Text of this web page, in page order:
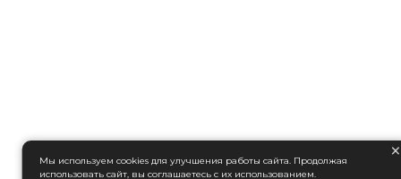
×
Мы используем cookies для улучшения работы сайта. Продолжая
использовать сайт, вы соглашаетесь с их использованием.